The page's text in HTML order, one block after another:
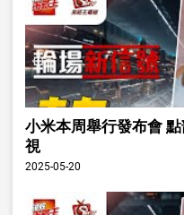
小米本周舉行發布會
視
2025-05-20